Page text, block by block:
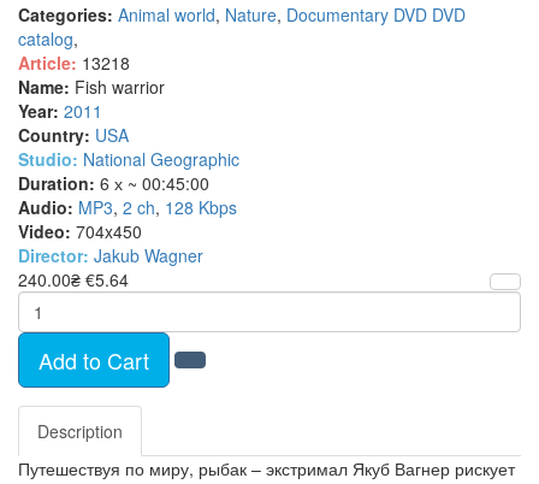
Categories: Animal world, Nature, Documentary DVD DVD
catalog,
Article: 13218
Name: Fish warrior
Year: 2011
Country: USA
Studio: National Geographic
Duration: 6 х ~ 00:45:00
Audio: MP3, 2 ch, 128 Kbps
Video: 704x450
Director: Jakub Wagner
240.00₴ €5.64
Add to Cart
Description
Путешествуя по миру, рыбак – экстримал Якуб Вагнер рискует